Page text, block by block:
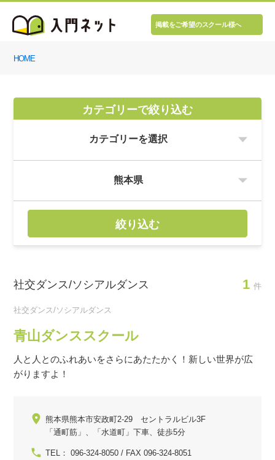
掲載をご希望のスクール様へ
HOME
カテゴリーで絞り込む
絞り込む
社交ダンス/ソシアルダンス 1 件
社交ダンス/ソシアルダンス
青山ダンススクール
人と人とのふれあいをさらにあたたかく！新しい世界が広
がりますよ！
熊本県熊本市安政町2-29 セントラルビル3F
「通町筋」、「水道町」下車、徒歩5分
TEL： 096-324-8050 / FAX 096-324-8051